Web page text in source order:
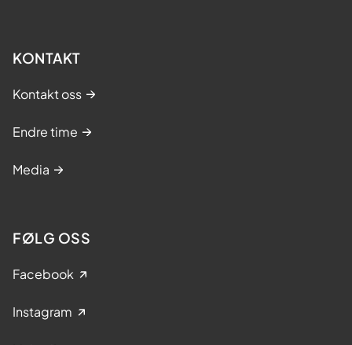
KONTAKT
Kontakt oss
Endre time
Media
FØLG OSS
Facebook
Instagram